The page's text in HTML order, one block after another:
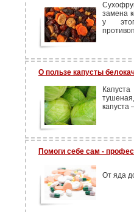
замена
у
О пользе капусты
капуста
Помоги себе сам -
От яда